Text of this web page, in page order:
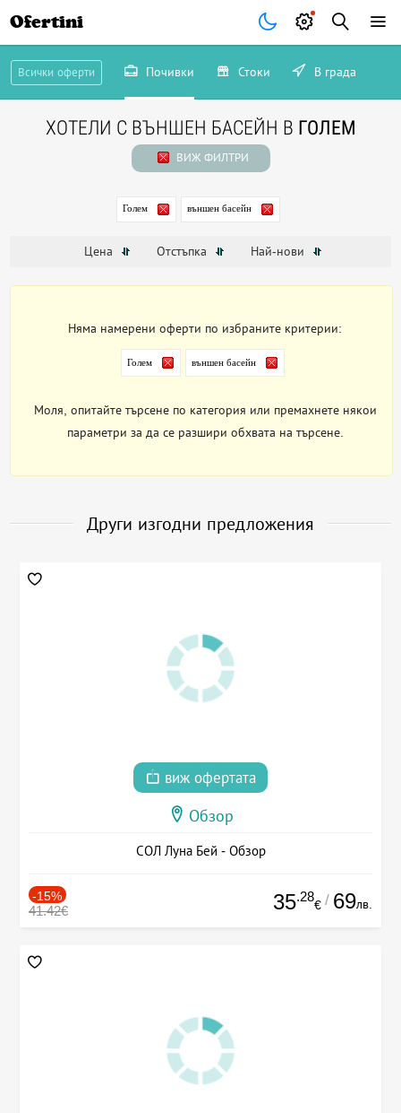
Ofertini
Всички оферти Почивки Стоки В града
ХОТЕЛИ С ВЪНШЕН БАСЕЙН В ГОЛЕМ
ВИЖ ФИЛТРИ
Голем външен басейн
Цена Отстъпка Най-нови
Няма намерени оферти по избраните критерии:
Голем външен басейн
Моля, опитайте търсене по категория или премахнете някои
параметри за да се разшири обхвата на търсене.
Други изгодни предложения
виж офертата
Обзор
СОЛ Луна Бей - Обзор
-15%
41.42€ 35.28
€ / 69лв.